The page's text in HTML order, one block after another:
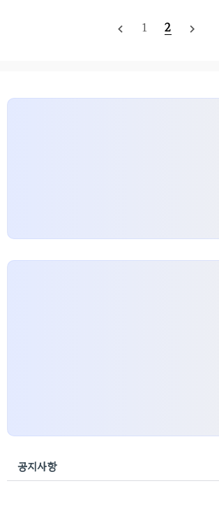
서 구분해 두는 것도 중요하다. 여기서 내부 데이터라
react twlabs01@twlabs01:~/Projects$ cd
lists... Done Building dependency tree
navigate_before 1 2 navigate_next
공지사항